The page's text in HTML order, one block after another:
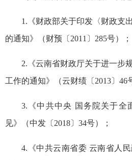
1.《财政部关于印发〈财政支
的通知》（财预〔2011〕285号）；
2.《云南省财政厅关于进一步
工作的通知》（云财绩〔2013〕46
3.《中共中央 国务院关于全
见》（中发〔2018〕34号）；
4.《中共云南省委 云南省人